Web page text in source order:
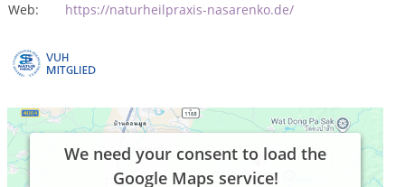
Web:
https://naturheilpraxis-nasarenko.de/
We need your consent to load the
Google Maps service!